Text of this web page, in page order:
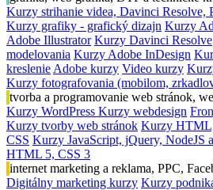
Kurzy strihanie videa, Davinci Resolve,
Kurzy grafiky - grafický dizajn Kurzy
Adobe Illustrator Kurzy Davinci Resolve
modelovania Kurzy Adobe InDesign
kreslenie Adobe kurzy Video kurzy
Kurzy fotografovania (mobilom,
tvorba a programovanie web stránok,
Kurzy WordPress Kurzy webdesign
Kurzy tvorby web stránok Kurzy HTML
CSS Kurzy JavaScript, jQuery, NodeJS
HTML 5, CSS 3
internet marketing a reklama, PPC,
Digitálny marketing kurzy Kurzy